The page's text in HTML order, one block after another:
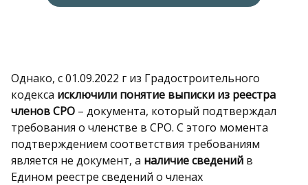
Однако, с 01.09.2022 г из Градостроительного
кодекса исключили понятие выписки из реестра
членов СРО – документа, который подтверждал
требования о членстве в СРО. С этого момента
подтверждением соответствия требованиям
является не документ, а наличие сведений в
Едином реестре сведений о членах